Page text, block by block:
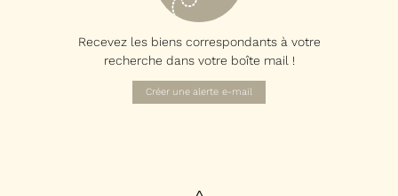
Critères supplémentaires
Recevez les biens correspondants à votre
recherche dans votre boîte mail !
Créer une alerte e-mail